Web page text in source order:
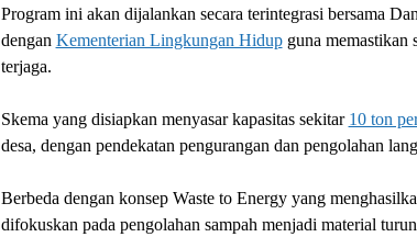
Program ini akan dijalankan secara terintegrasi bersama
dengan Kementerian Lingkungan Hidupguna memastikan
terjaga.
Skema yang disiapkan menyasar kapasitas sekitar 10 ton
desa, dengan pendekatan pengurangan dan pengolahan
Berbeda dengan konsep Waste to Energy yang
difokuskan pada pengolahan sampah menjadi material